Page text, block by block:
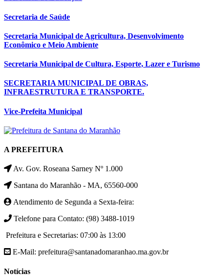
Secretaria de Saúde
Secretaria Municipal de Agricultura, Desenvolvimento
Econômico e Meio Ambiente
Secretaria Municipal de Cultura, Esporte, Lazer e Turismo
SECRETARIA MUNICIPAL DE OBRAS,
INFRAESTRUTURA E TRANSPORTE.
Vice-Prefeita Municipal
A PREFEITURA
Av. Gov. Roseana Sarney Nº 1.000
Santana do Maranhão - MA, 65560-000
Atendimento de Segunda a Sexta-feira:
Telefone para Contato: (98) 3488-1019
Prefeitura e Secretarias: 07:00 às 13:00
E-Mail: prefeitura@santanadomaranhao.ma.gov.br
Notícias